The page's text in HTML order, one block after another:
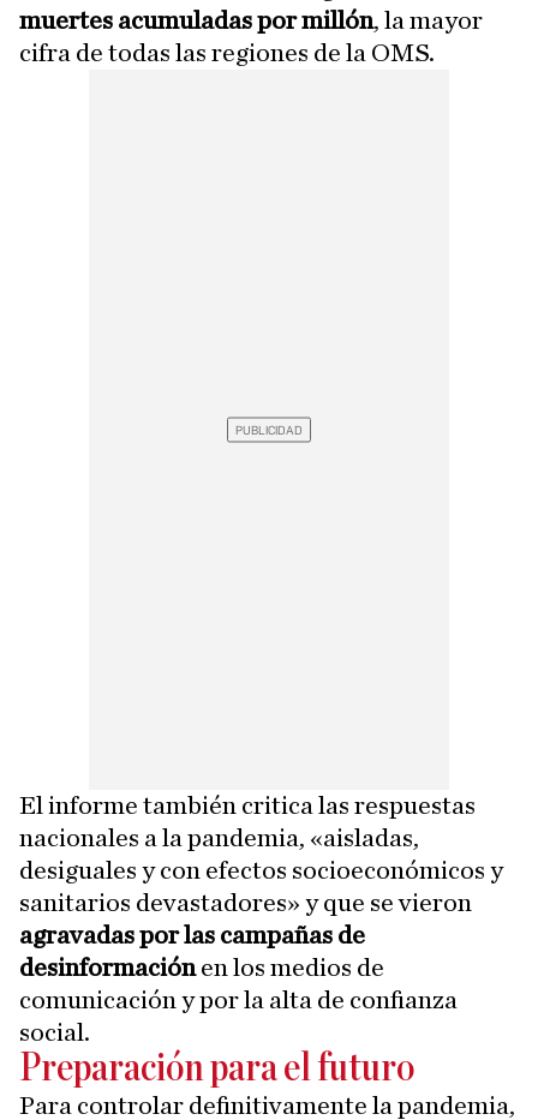
muertes acumuladas por millón, la mayor
cifra de todas las regiones de la OMS.
El informe también critica las respuestas
nacionales a la pandemia, «aisladas,
desiguales y con efectos socioeconómicos y
sanitarios devastadores» y que se vieron
agravadas por las campañas de
desinformaciónen los medios de
comunicación y por la alta de confianza
social.
Preparación para el futuro
Para controlar definitivamente la pandemia,